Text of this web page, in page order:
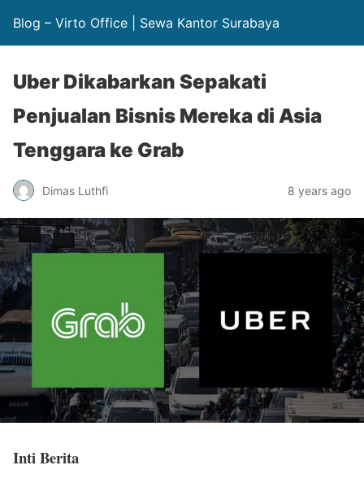
Blog – Virto Office | Sewa Kantor Surabaya
Uber Dikabarkan Sepakati
Penjualan Bisnis Mereka di Asia
Tenggara ke Grab
Dimas Luthfi 8 years ago
Inti Berita